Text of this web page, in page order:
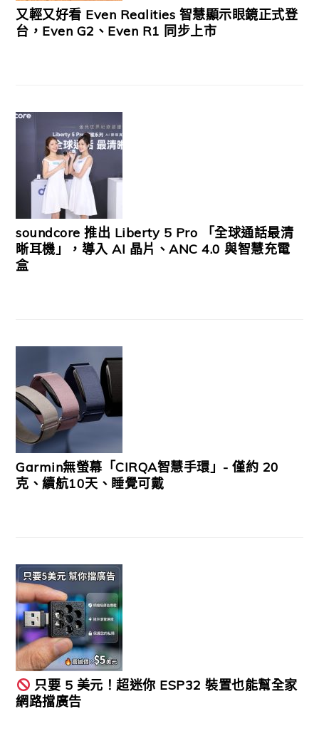
又輕又好看 Even Realities 智慧顯示眼鏡正式登
台，Even G2、Even R1 同步上市
soundcore 推出 Liberty 5 Pro 「全球通話最清
晰耳機」，導入 AI 晶片、ANC 4.0 與智慧充電
盒
Garmin無螢幕「CIRQA智慧手環」- 僅約 20
克、續航10天、睡覺可戴
只要 5 美元！超迷你 ESP32 裝置也能幫全家
網路擋廣告